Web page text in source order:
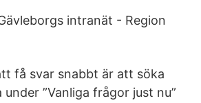
intranät - Region
få svar snabbt är att söka
”Vanliga frågor just nu”